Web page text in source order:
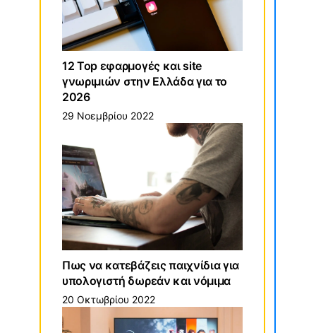
12 Top εφαρμογές και site
γνωριμιών στην Ελλάδα για το
2026
29 Νοεμβρίου 2022
Πως να κατεβάζεις παιχνίδια για
υπολογιστή δωρεάν και νόμιμα
20 Οκτωβρίου 2022